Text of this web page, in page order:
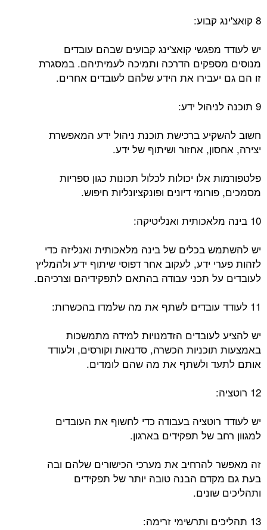
8 קואצ'ינג קבוע:
יש לעודד מפגשי קואצ'ינג קבועים שבהם עובדים
מנוסים מספקים הדרכה ותמיכה לעמיתיהם. במסגרת
זו הם גם יעבירו את הידע שלהם לעובדים אחרים.
9 תוכנה לניהול ידע:
חשוב להשקיע ברכישת תוכנת ניהול ידע המאפשרת
יצירה, אחסון, אחזור ושיתוף של ידע.
פלטפורמות אלו יכולות לכלול תכונות כגון ספריות
מסמכים, פורומי דיונים ופונקציונליות חיפוש.
10 בינה מלאכותית ואנליטיקה:
יש להשתמש בכלים של בינה מלאכותית ואנליזה כדי
לזהות פערי ידע, לעקוב אחר דפוסי שיתוף ידע ולהמליץ ​​
לעובדים על תכני עבודה בהתאם לתפקידיהם וצרכיהם.
11 לעודד עובדים לשתף את מה שלמדו בהכשרות:
יש להציע לעובדים הזדמנויות למידה מתמשכות
באמצעות תוכניות הכשרה, סדנאות וקורסים, ולעודד
אותם לתעד ולשתף את מה שהם לומדים.
12 רוטציה:
יש לעודד רוטציה בעבודה כדי לחשוף את העובדים
למגוון רחב של תפקידים בארגון.
זה מאפשר להרחיב את מערכי הכישורים שלהם ובה
בעת גם מקדם הבנה טובה יותר של תפקידים
ותהליכים שונים.
13 תהליכים ותרשימי זרימה: